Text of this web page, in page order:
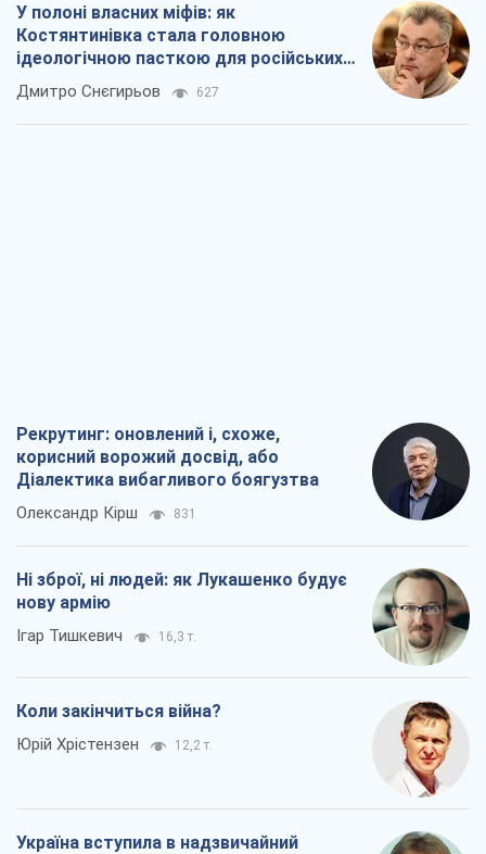
У полоні власних міфів: як
Костянтинівка стала головною
ідеологічною пасткою для російських
окупантів
Дмитро Снєгирьов 627
Рекрутинг: оновлений і, схоже,
корисний ворожий досвід, або
Діалектика вибагливого боягузтва
Олександр Кірш 831
Ні зброї, ні людей: як Лукашенко будує
нову армію
Ігар Тишкевич 16,3 т.
Коли закінчиться війна?
Юрій Хрістензен 12,2 т.
Україна вступила в надзвичайний